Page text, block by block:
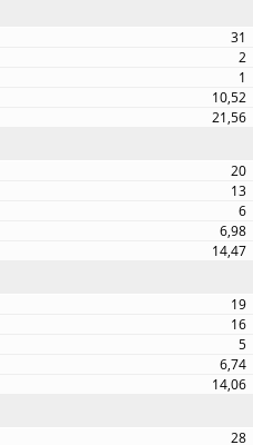
31
2
1
10,52
21,56
20
13
6
6,98
14,47
19
16
5
6,74
14,06
28